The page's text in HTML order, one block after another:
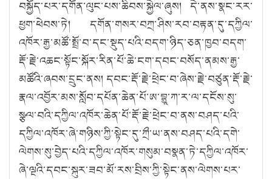
བསྐྱོད་པར་དགོན་ལུང་པས་ཆིབས་སྐྱེལ་ཞུས། དེ་ནས་སྣང་རར་
ཕྱག་ཕེབས་ཏེ། དགོན་གསར་བཀྲ་ཤིས་རབ་བརྟན་དུ་དཀྱིལ་
འཁོར་རྒྱ་མཚོ་སྤྲོ་བ་དང་སྡུད་པའི་བདག་ཉིད་ཅན་ཁྱབ་བདག་
རྡོ་རྗེ་འཆང་སྟོང་སྐོར་རིན་པོ་ཆེ་ངག་དབང་བསོད་ནམས་རྒྱ་
མཚོའི་ཞབས་དྲུང་ནས། དབང་རྡོ་རྗེ་ཕྲེང་བ་ཞེས་རྗེ་བཙུན་རྡོ་རྗེ་
རྣལ་འབྱོར་མས་སློབ་དཔོན་ཆེན་པོ་ཨ་བྷྱཱ་ཀ་ར་ལ་དངོས་སུ་
སྩལ་བའི་དཀྱིལ་འཁོར་ཆེན་པོ་རྡོ་རྗེ་ཕྲེང་བ་ནས་བཤད་པའི་
དཀྱིལ་འཁོར་ཞེ་གཉིས་ཀྱི་སྟེང་དུ་ཀྲྀ་ཡ་ནས་བཤད་པའི་དགེ་
ལེགས་སུ་བྱེད་པའི་དཀྱིལ་འཁོར་གསུམ་བསྣན་ཏེ་དཀྱིལ་འཁོར་
ཞེ་ལྔའི་དབང་སྐུར་ཟབ་མོ་རས་བྲིས་ཀྱི་སྟེང་ནས་ལེགས་པར་